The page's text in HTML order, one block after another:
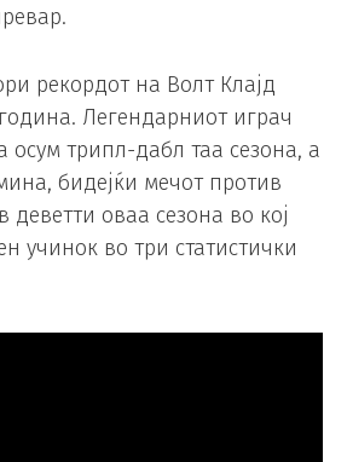
рекордот на Волт Клајд
Легендарниот играч
осум трипл-дабл таа сезона, а
бидејќи мечот против
деветти оваа сезона во кој
учинок во три статистички